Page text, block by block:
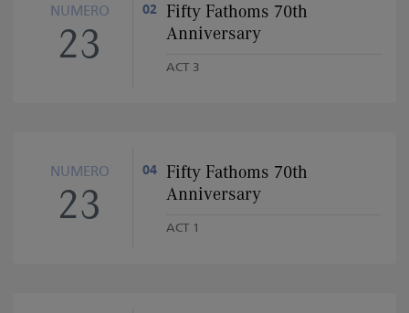
NUMERO
23
02
Fifty Fathoms 70th
Anniversary
ACT 3
NUMERO
23
04
Fifty Fathoms 70th
Anniversary
ACT 1